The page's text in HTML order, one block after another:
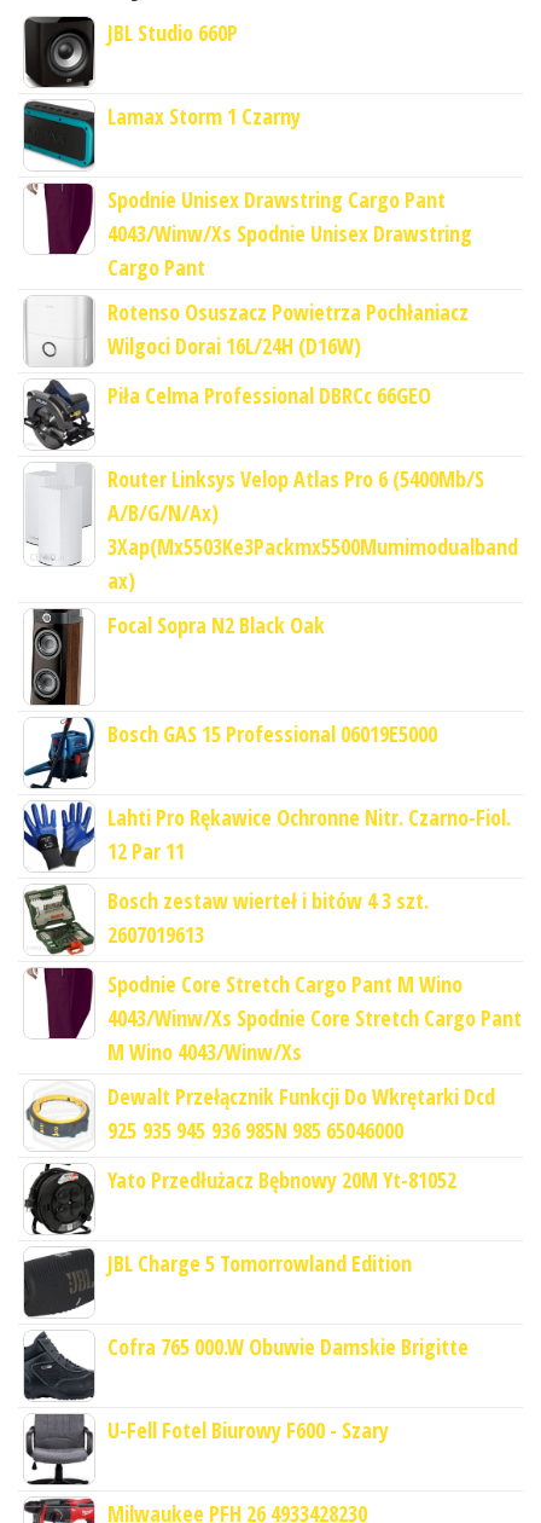
JBL Studio 660P
Lamax Storm 1 Czarny
Spodnie Unisex Drawstring Cargo Pant
4043/Winw/Xs Spodnie Unisex Drawstring
Cargo Pant
Rotenso Osuszacz Powietrza Pochłaniacz
Wilgoci Dorai 16L/24H (D16W)
Piła Celma Professional DBRCc 66GEO
Router Linksys Velop Atlas Pro 6 (5400Mb/S
A/B/G/N/Ax)
3Xap(Mx5503Ke3Packmx5500Mumimodualband
ax)
Focal Sopra N2 Black Oak
Bosch GAS 15 Professional 06019E5000
Lahti Pro Rękawice Ochronne Nitr. Czarno-Fiol.
12 Par 11
Bosch zestaw wierteł i bitów 4 3 szt.
2607019613
Spodnie Core Stretch Cargo Pant M Wino
4043/Winw/Xs Spodnie Core Stretch Cargo Pant
M Wino 4043/Winw/Xs
Dewalt Przełącznik Funkcji Do Wkrętarki Dcd
925 935 945 936 985N 985 65046000
Yato Przedłużacz Bębnowy 20M Yt-81052
JBL Charge 5 Tomorrowland Edition
Cofra 765 000.W Obuwie Damskie Brigitte
U-Fell Fotel Biurowy F600 - Szary
Milwaukee PFH 26 4933428230